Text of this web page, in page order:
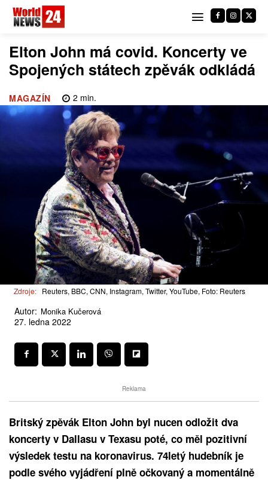
Elton John má covid. Koncerty ve
Spojených státech zpěvák odkládá
MAGAZÍN 2 min.
Zdroje: Reuters, BBC, CNN, Instagram, Twitter, YouTube, Foto: Reuters
Autor: Monika Kučerová
27. ledna 2022
Reklama
Britský zpěvák Elton John byl nucen odložit dva
koncerty v Dallasu v Texasu poté, co měl pozitivní
výsledek testu na koronavirus. 74letý hudebník je
podle svého vyjádření plně očkovaný a momentálně